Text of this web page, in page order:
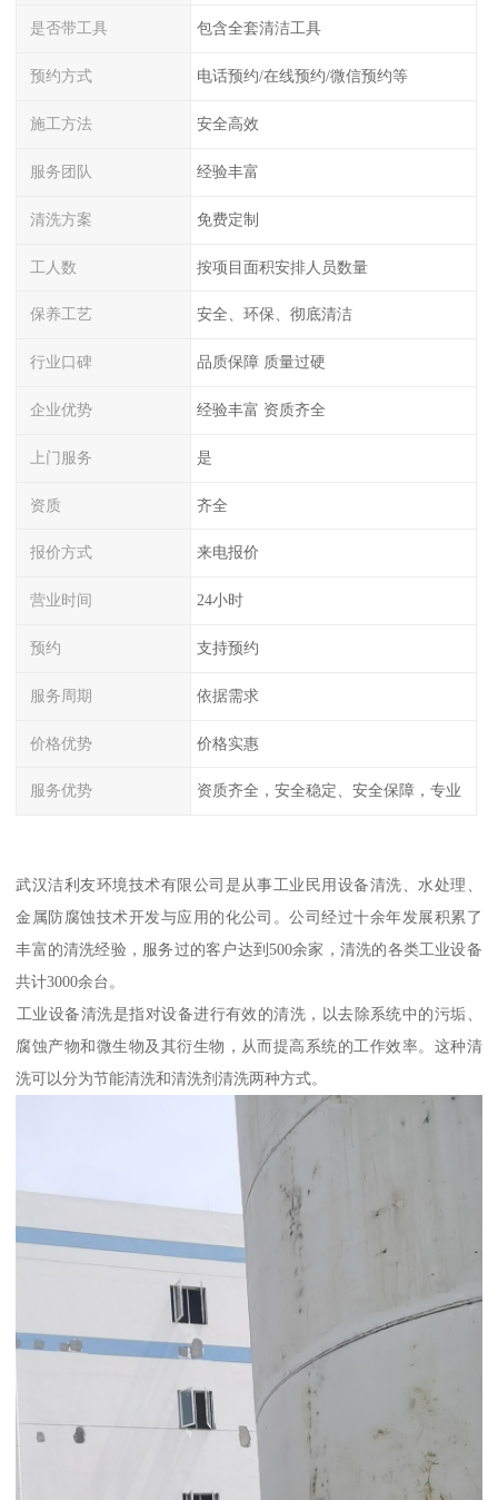
是否带工具 包含全套清洁工具
预约方式 电话预约/在线预约/微信预约等
施工方法 安全高效
服务团队 经验丰富
清洗方案 免费定制
工人数 按项目面积安排人员数量
保养工艺 安全、环保、彻底清洁
行业口碑 品质保障 质量过硬
企业优势 经验丰富 资质齐全
上门服务 是
资质 齐全
报价方式 来电报价
营业时间 24小时
预约 支持预约
服务周期 依据需求
价格优势 价格实惠
服务优势 资质齐全，安全稳定、安全保障，专业
武汉洁利友环境技术有限公司是从事工业民用设备清洗、水处理、
金属防腐蚀技术开发与应用的化公司。公司经过十余年发展积累了
丰富的清洗经验，服务过的客户达到500余家，清洗的各类工业设备
共计3000余台。
‌工业设备清洗‌是指对设备进行有效的清洗，以去除系统中的污垢、
腐蚀产物和微生物及其衍生物，从而提高系统的工作效率。这种清
洗可以分为节能清洗和清洗剂清洗两种方式。‌